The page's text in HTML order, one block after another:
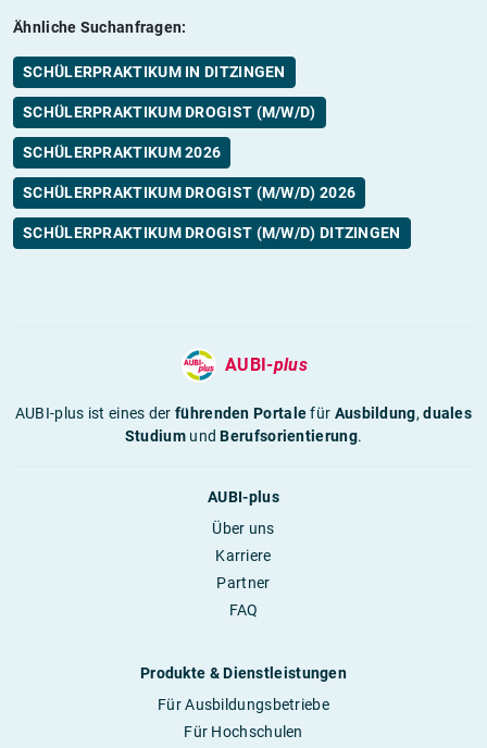
Ähnliche Suchanfragen:
SCHÜLERPRAKTIKUM IN DITZINGEN
SCHÜLERPRAKTIKUM DROGIST (M/W/D)
SCHÜLERPRAKTIKUM 2026
SCHÜLERPRAKTIKUM DROGIST (M/W/D) 2026
SCHÜLERPRAKTIKUM DROGIST (M/W/D) DITZINGEN
AUBI-plus
AUBI-plus ist eines derführenden Portalefür Ausbildung,duales
StudiumundBerufsorientierung.
AUBI-plus
Über uns
Karriere
Partner
FAQ
Produkte & Dienstleistungen
Für Ausbildungsbetriebe
Für Hochschulen